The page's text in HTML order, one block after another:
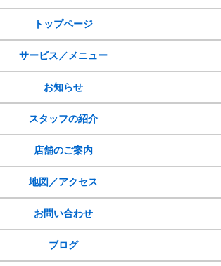
トップページ
サービス／メニュー
お知らせ
スタッフの紹介
店舗のご案内
地図／アクセス
お問い合わせ
ブログ